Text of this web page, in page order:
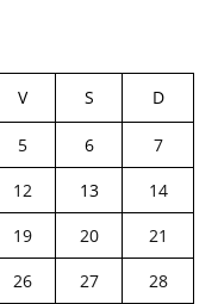
V S D
5 6
7
12 13
14
19 20
21
26 27
28